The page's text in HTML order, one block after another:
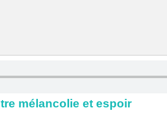
mélancolie et espoir